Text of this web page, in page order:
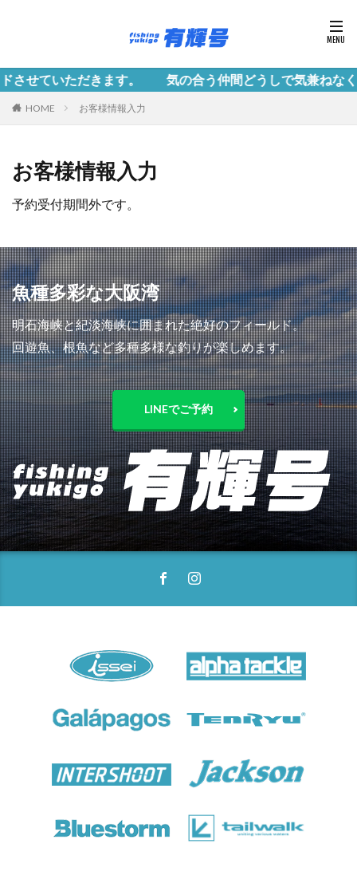
ただきます。 気の合う仲間どうしで気兼ねなく釣行
HOME お客様情報入力
お客様情報入力
予約受付期間外です。
魚種多彩な大阪湾
明石海峡と紀淡海峡に囲まれた絶好のフィールド。
回遊魚、根魚など多種多様な釣りが楽しめます。
LINEでご予約